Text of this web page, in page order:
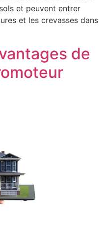
et peuvent entrer
et les crevasses dans
de